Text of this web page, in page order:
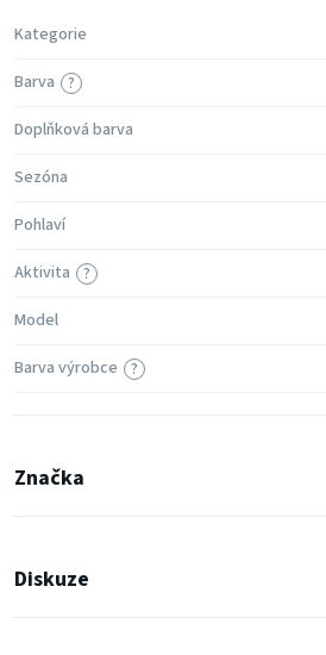
Kategorie
?
Barva
Doplňková barva
Sezóna
Pohlaví
?
Aktivita
Model
?
Barva výrobce
Značka
Diskuze